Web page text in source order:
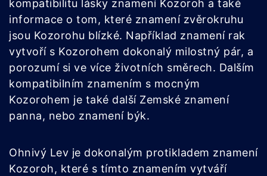
kompatibilitu lásky znamení Kozoroh a také
informace o tom, které znamení zvěrokruhu
jsou Kozorohu blízké. Například znamení rak
vytvoří s Kozorohem dokonalý milostný pár, a
porozumí si ve více životních směrech. Dalším
kompatibilním znamením s mocným
Kozorohem je také další Zemské znamení
panna, nebo znamení býk.
Ohnivý Lev je dokonalým protikladem znamení
Kozoroh, které s tímto znamením vytváří